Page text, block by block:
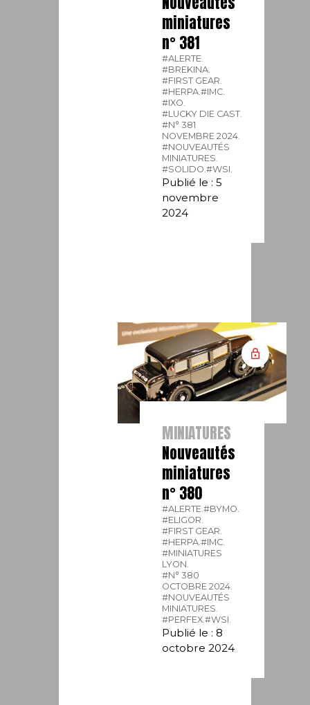
miniatures
n° 381
#ALERTE.
#BREKINA.
#FIRST GEAR.
#HERPA.#IMC.
#IXO.
#LUCKY DIE CAST.
#N° 381
NOVEMBRE 2024.
#NOUVEAUTÉS
MINIATURES.
#SOLIDO.#WSI.
Publié le : 5
novembre
2024
MINIATURES
Nouveautés
miniatures
n° 380
#ALERTE.#BYMO.
#ELIGOR.
#FIRST GEAR.
#HERPA.#IMC.
#MINIATURES
LYON.
#N° 380
OCTOBRE 2024.
#NOUVEAUTÉS
MINIATURES.
#PERFEX.#WSI.
Publié le : 8
octobre 2024